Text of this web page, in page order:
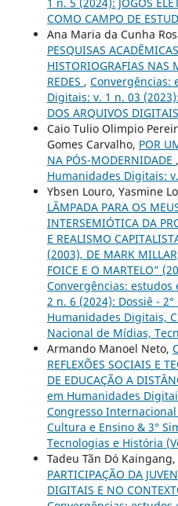
COMO CAMPO DE
Ana Maria da Cunha
PESQUISAS
HISTORIOGRAFIAS NAS
REDES , Convergências:
Digitais: v. 1 n. 03
DOS ARQUIVOS
Caio Tulio Olimpio
Gomes Carvalho, POR
NA PÓS-MODERNIDADE ,
Humanidades Digitais:
Ybsen Louro, Yasmine
LÂMPADA PARA OS
INTERSEMIÓTICA DA
E REALISMO
(2003), DE MARK
FOICE E O MARTELO”
Convergências:
2 n. 6 (2024): Dossiê -
Humanidades Digitais,
Nacional de Mídias,
Armando Manoel Neto,
REFLEXÕES SOCIAIS E
DE EDUCAÇÃO A
em Humanidades
Congresso
Cultura e Ensino & 3°
Tecnologias e História
Tadeu Tãn Dó Kaingang,
PARTICIPAÇÃO DA
DIGITAIS E NO